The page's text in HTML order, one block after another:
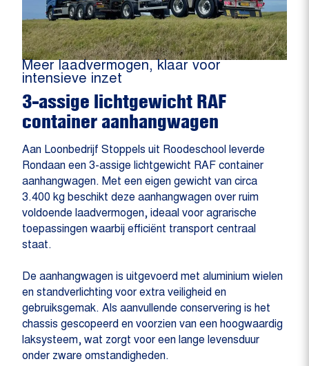
Meer laadvermogen, klaar voor
intensieve inzet
3-assige lichtgewicht RAF
container aanhangwagen
Aan Loonbedrijf Stoppels uit Roodeschool leverde
Rondaan een 3-assige lichtgewicht RAF container
aanhangwagen. Met een eigen gewicht van circa
3.400 kg beschikt deze aanhangwagen over ruim
voldoende laadvermogen, ideaal voor agrarische
toepassingen waarbij efficiënt transport centraal
staat.
De aanhangwagen is uitgevoerd met aluminium wielen
en standverlichting voor extra veiligheid en
gebruiksgemak. Als aanvullende conservering is het
chassis gescopeerd en voorzien van een hoogwaardig
laksysteem, wat zorgt voor een lange levensduur
onder zware omstandigheden.